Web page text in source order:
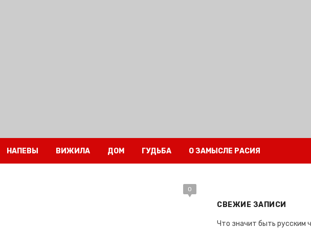
НАПЕВЫ ВИЖИЛА ДОМ ГУДЬБА О ЗАМЫСЛЕ РАСИЯ
0
СВЕЖИЕ ЗАПИСИ
Что значит быть русским